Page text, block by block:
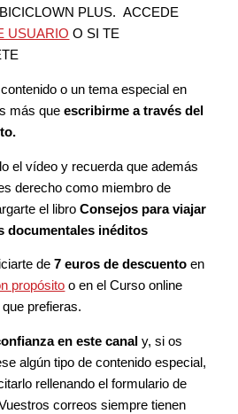
PLUS. ACCEDE
USUARIO O SI TE
o un tema especial en
más queescribirme a través del
el vídeo y recuerda que además
derecho como miembro de
el libroConsejos para viajar
documentales inéditos
de 7 euros de descuento en
propósito o en el Curso online
que prefieras.
en este canal y, si os
algún tipo de contenido especial,
rellenando el formulario de
correos siempre tienen